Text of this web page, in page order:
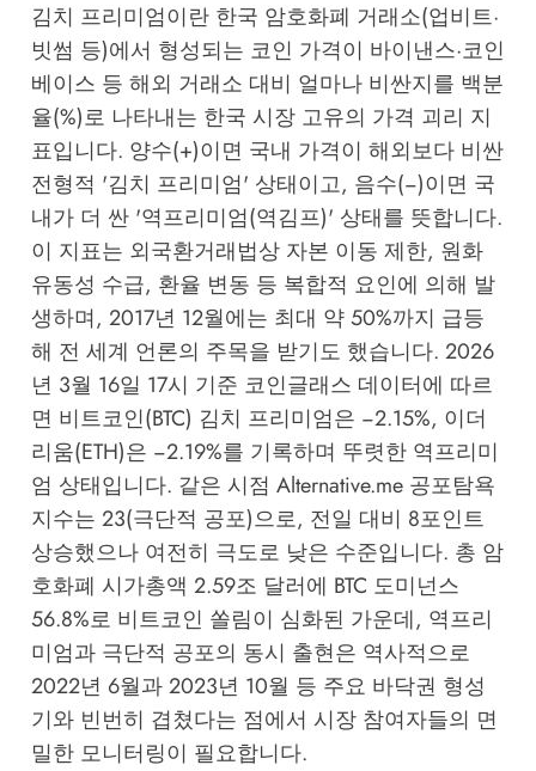
김치 프리미엄이란 한국 암호화폐 거래소(업비트·
빗썸 등)에서 형성되는 코인 가격이 바이낸스·코인
베이스 등 해외 거래소 대비 얼마나 비싼지를 백분
율(%)로 나타내는 한국 시장 고유의 가격 괴리 지
표입니다. 양수(+)이면 국내 가격이 해외보다 비싼
전형적 '김치 프리미엄' 상태이고, 음수(−)이면 국
내가 더 싼 '역프리미엄(역김프)' 상태를 뜻합니다.
이 지표는 외국환거래법상 자본 이동 제한, 원화
유동성 수급, 환율 변동 등 복합적 요인에 의해 발
생하며, 2017년 12월에는 최대 약 50%까지 급등
해 전 세계 언론의 주목을 받기도 했습니다. 2026
년 3월 16일 17시 기준 코인글래스 데이터에 따르
면 비트코인(BTC) 김치 프리미엄은 −2.15%, 이더
리움(ETH)은 −2.19%를 기록하며 뚜렷한 역프리미
엄 상태입니다. 같은 시점 Alternative.me공포탐욕
지수는 23(극단적 공포)으로, 전일 대비 8포인트
상승했으나 여전히 극도로 낮은 수준입니다. 총 암
호화폐 시가총액 2.59조 달러에 BTC 도미넌스
56.8%로 비트코인 쏠림이 심화된 가운데, 역프리
미엄과 극단적 공포의 동시 출현은 역사적으로
2022년 6월과 2023년 10월 등 주요 바닥권 형성
기와 빈번히 겹쳤다는 점에서 시장 참여자들의 면
밀한 모니터링이 필요합니다.